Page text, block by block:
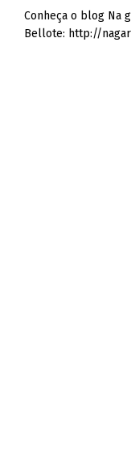
Conheça o blog Na
Bellote: http://